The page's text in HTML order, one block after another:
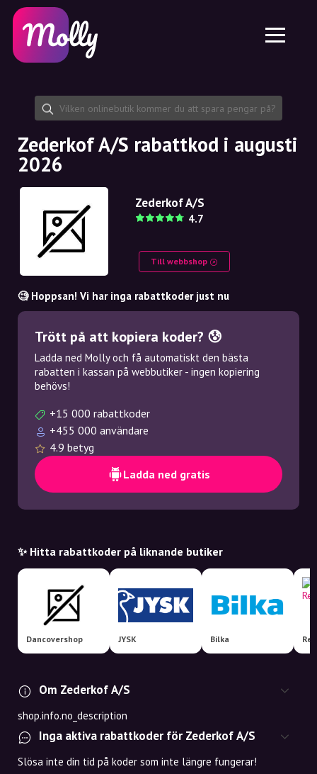
Hudvård
Hårvård
Dela rabattkod
Funktioner
Jobb
Om oss
Samarbete
Plattform
Molly till iPhone och iPad
Molly till Android
SE
EN
SE
NO
NL
Zederkof A/S rabattkod i augusti
2026
Zederkof A/S
4.7
Till webbshop
🧐 Hoppsan! Vi har inga rabattkoder just nu
Trött på att kopiera koder? 😰
Ladda ned Molly och få automatiskt den bästa
rabatten i kassan på webbutiker - ingen kopiering
behövs!
+15 000 rabattkoder
+455 000 användare
4.9 betyg
Ladda ned gratis
✨ Hitta rabattkoder på liknande butiker
Dancovershop JYSK Bilka
Om Zederkof A/S
shop.info.no_description
Inga aktiva rabattkoder för Zederkof A/S
Slösa inte din tid på koder som inte längre fungerar!